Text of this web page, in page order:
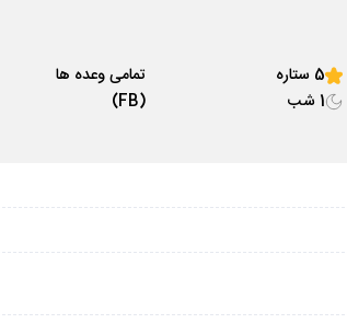
5 ستاره
1 شب
تمامی وعده ها
(FB)